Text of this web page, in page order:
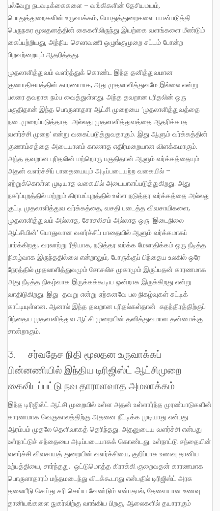
பல்வேறு நடவடிக்கைகளை – வங்கிகளின் தேசியமயம்,
பொதுத்துறைகளின் உருவாக்கம், பொதுத்துறைகளை பயன்படுத்தி
பெருநகர மூலதனத்தின் கைகளிலிருந்து இயற்கை வளங்களை மீண்டும்
கைப்பற்றியது, அந்நிய செலாவணி ஒழுங்குமுறை சட்டம் போன்ற
பிறவற்றையும் ஆதரித்தது.
முதலாளித்துவம் வளர்த்துக் கொண்ட இந்த தனித்துவமான
குணாதிசயத்தின் காரணமாக, அது முதலாளித்துவமே இல்லை என்று
பலரை தவறாக நம்ப வைத்துள்ளது. அந்த தவறான புரிதலின் ஒரு
பகுதிதான் இந்த பொருளாதார ஆட்சி முறையை ‘முதலாளித்துவத்தை
நடைமுறைப்படுத்தாத அல்லது முதலாளித்துவத்தை ஆதரிக்காத
வளர்ச்சி முறை’ என்று வகைப்படுத்துவதாகும். இது ஆளும் வர்க்கத்தின்
குணாம்சத்தை அடையாளம் காணாத எதிர்மறையான விளக்கமாகும்.
அந்த தவறான புரிதலின் மற்றொரு பகுதிதான் ஆளும் வர்க்கத்தையும்
அதன் வளர்ச்சிப் பாதையையும் அடிப்படையற்ற வகையில் –
ஏற்றுக்கொள்ள முடியாத வகையில் அடையாளப்படுத்துகிறது. அது
நகர்ப்புறத்தில் மற்றும் கிராமப்புறத்தில் உள்ள நடுத்தர வர்க்கத்தை அல்லது
குட்டி முதலாளித்துவ வர்க்கத்தை, வசதி படைத்த விவசாயிகளை,
முதலாளித்துவம் அல்லாத, சோசலிசம் அல்லாத ஒரு ‘இடைநிலை
ஆட்சியின்’ பொதுவான வளர்ச்சிப் பாதையில் ஆளும் வர்க்கமாகப்
பார்க்கிறது. வரலாற்று ரீதியாக, நடுத்தர வர்க்க மேலாதிக்கம் ஒரு நீடித்த
நிகழ்வாக இருந்ததில்லை என்றாலும், போருக்குப் பிந்தைய உலகில் ஒரே
நேரத்தில் முதலாளித்துவமும் சோசலிச முகாமும் இருப்பதன் காரணமாக
அது நீடித்த நிகழ்வாக இருக்கக்கூடிய ஒன்றாக இருக்கிறது என்று
வாதிடுகிறது. இது தவறு என்று ஏற்கனவே பல நிகழ்வுகள் சுட்டிக்
காட்டியுள்ளன. ஆனால் இந்த தவறான புரிதல்கள்தான் சுதந்திரத்திற்குப்
பிந்தைய முதலாளித்துவ ஆட்சி முறையின் தனித்துவமான தன்மைக்கு
சான்றாகும்.
3. சர்வதேச நிதி மூலதன உருவாக்கப்
பின்னணியில் இந்திய டிரிஜிஸ்ட் ஆட்சிமுறை
கைவிடப்பட்டு நவ தாராளவாத அமலாக்கம்
இந்த டிரிஜிஸ்ட் ஆட்சி முறையில் உள்ள அதன் உள்ளார்ந்த முரண்பாடுகளின்
காரணமாக வெகுகாலத்திற்கு அதனை நீட்டிக்க முடியாது என்பது
ஆரம்பம் முதலே தெளிவாகத் தெரிந்தது. அதனுடைய வளர்ச்சி என்பது
உள்நாட்டுச் சந்தையை அடிப்படையாகக் கொண்டது. உள்நாட்டு சந்தையின்
வளர்ச்சி விவசாயத் துறையின் வளர்ச்சியை, குறிப்பாக உணவு தானிய
உற்பத்தியை, சார்ந்தது. ஒட்டுமொத்த கிராக்கி குறைவதன் காரணமாக
பொருளாதாரம் மந்தமடைந்து விடக்கூடாது என்பதில் டிரிஜிஸ்ட் அரசு
தலையீடு செய்து சரி செய்ய வேண்டும் என்பதால், தேவையான உணவு
தானியங்களை நுகர்விற்கு வாங்கிய பிறகு, ஆலைகளில் தயாராகும்